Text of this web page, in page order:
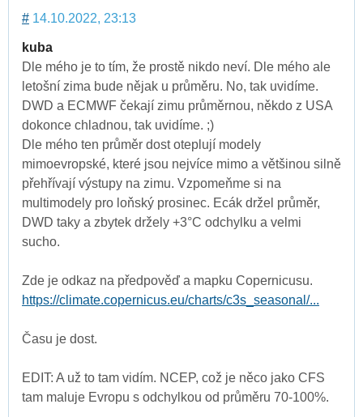
# 14.10.2022, 23:13
kuba
Dle mého je to tím, že prostě nikdo neví. Dle mého ale
letošní zima bude nějak u průměru. No, tak uvidíme.
DWD a ECMWF čekají zimu průměrnou, někdo z USA
dokonce chladnou, tak uvidíme. ;)
Dle mého ten průměr dost oteplují modely
mimoevropské, které jsou nejvíce mimo a většinou silně
přehřívají výstupy na zimu. Vzpomeňme si na
multimodely pro loňský prosinec. Ecák držel průměr,
DWD taky a zbytek držely +3°C odchylku a velmi
sucho.
Zde je odkaz na předpověď a mapku Copernicusu.
https://climate.copernicus.eu/charts/c3s_seasonal/...
Času je dost.
EDIT: A už to tam vidím. NCEP, což je něco jako CFS
tam maluje Evropu s odchylkou od průměru 70-100%.